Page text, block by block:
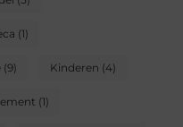
(1)
(9) Kinderen (4)
(1)